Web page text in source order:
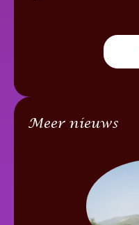
Meer nieuws